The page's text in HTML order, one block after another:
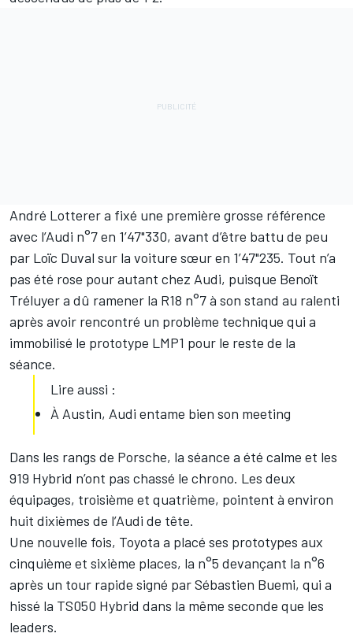
André Lotterer a fixé une première grosse référence
avec l’Audi n°7 en 1’47"330, avant d’être battu de peu
par Loïc Duval sur la voiture sœur en 1’47"235. Tout n’a
pas été rose pour autant chez Audi, puisque Benoït
Tréluyer a dû ramener la R18 n°7 à son stand au ralenti
après avoir rencontré un problème technique qui a
immobilisé le prototype LMP1 pour le reste de la
séance.
Lire aussi :
À Austin, Audi entame bien son meeting
Dans les rangs de Porsche, la séance a été calme et les
919 Hybrid n’ont pas chassé le chrono. Les deux
équipages, troisième et quatrième, pointent à environ
huit dixièmes de l’Audi de tête.
Une nouvelle fois, Toyota a placé ses prototypes aux
cinquième et sixième places, la n°5 devançant la n°6
après un tour rapide signé par Sébastien Buemi, qui a
hissé la TS050 Hybrid dans la même seconde que les
leaders.